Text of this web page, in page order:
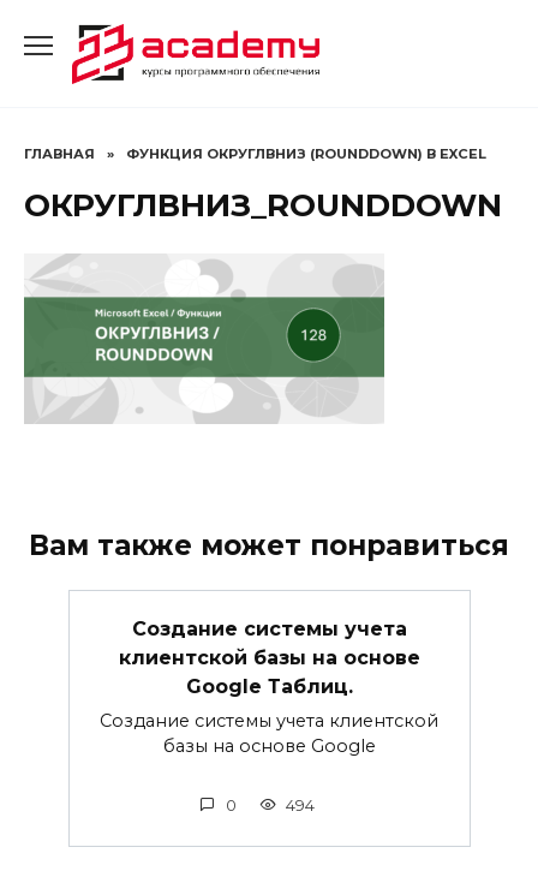
содержанию
ГЛАВНАЯ » ФУНКЦИЯ ОКРУГЛВНИЗ (ROUNDDOWN) В EXCEL
ОКРУГЛВНИЗ_ROUNDDOWN
Вам также может понравиться
Создание системы учета
клиентской базы на основе
Google Таблиц.
Создание системы учета клиентской
базы на основе Google
0 494